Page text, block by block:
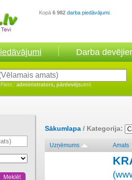
Kopā 6 982 darba piedāvājumi
Darba
Piem.: administrators, pārdevējsutml.
Sākumlapa / Kategorija:
Uzņēmums Amats